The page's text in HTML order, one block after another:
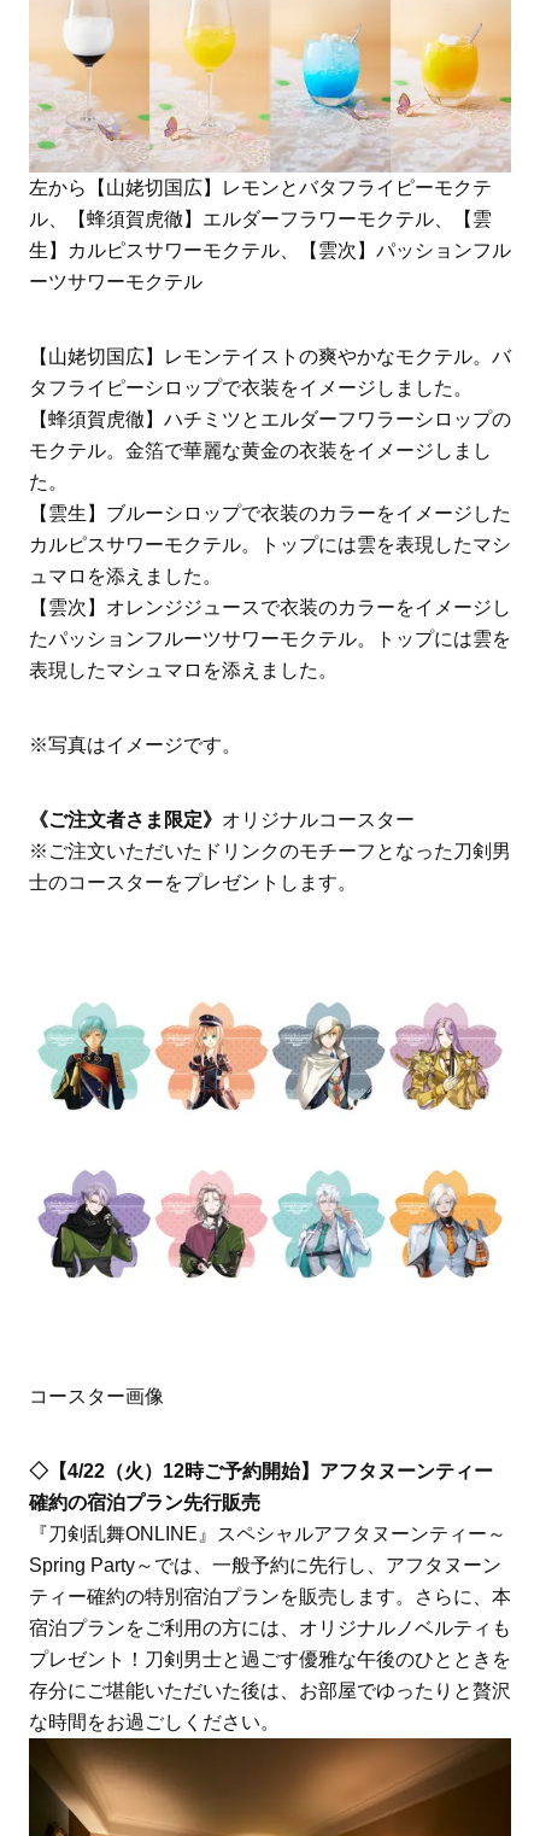
左から【山姥切国広】レモンとバタフライピーモクテ
ル、【蜂須賀虎徹】エルダーフラワーモクテル、【雲
生】カルピスサワーモクテル、【雲次】パッションフル
ーツサワーモクテル
【山姥切国広】レモンテイストの爽やかなモクテル。バ
タフライピーシロップで衣装をイメージしました。
【蜂須賀虎徹】ハチミツとエルダーフワラーシロップの
モクテル。金箔で華麗な黄金の衣装をイメージしまし
た。
【雲生】ブルーシロップで衣装のカラーをイメージした
カルピスサワーモクテル。トップには雲を表現したマシ
ュマロを添えました。
【雲次】オレンジジュースで衣装のカラーをイメージし
たパッションフルーツサワーモクテル。トップには雲を
表現したマシュマロを添えました。
※写真はイメージです。
《ご注文者さま限定》 オリジナルコースター
※ご注文いただいたドリンクのモチーフとなった刀剣男
士のコースターをプレゼントします。
コースター画像
◇【4/22（火）12時ご予約開始】アフタヌーンティー
確約の宿泊プラン先行販売
『刀剣乱舞ONLINE』スペシャルアフタヌーンティー～
Spring Party～では、一般予約に先行し、アフタヌーン
ティー確約の特別宿泊プランを販売します。さらに、本
宿泊プランをご利用の方には、オリジナルノベルティも
プレゼント！刀剣男士と過ごす優雅な午後のひとときを
存分にご堪能いただいた後は、お部屋でゆったりと贅沢
な時間をお過ごしください。